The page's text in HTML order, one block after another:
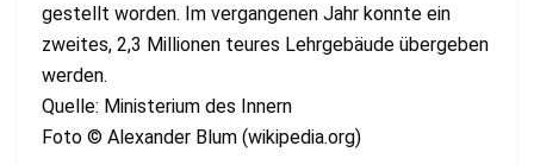
gestellt worden. Im vergangenen Jahr konnte ein
zweites, 2,3 Millionen teures Lehrgebäude übergeben
werden.
Quelle: Ministerium des Innern
Foto © Alexander Blum (wikipedia.org)